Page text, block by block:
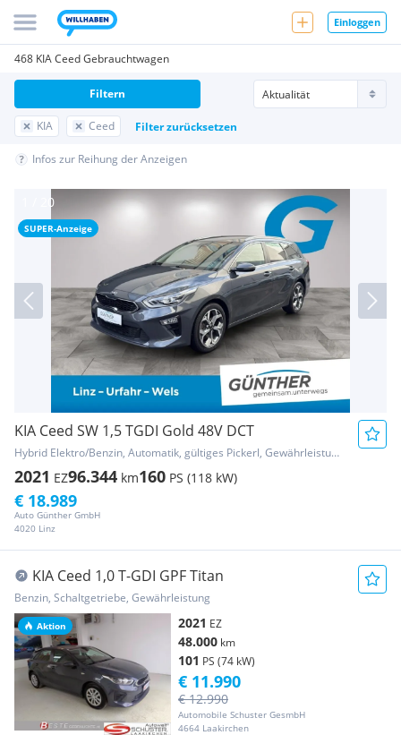
Einloggen
468 KIA Ceed Gebrauchtwagen
KIA Ceed Filter zurücksetzen
Filtern
Infos zur Reihung der Anzeigen
SUPER-Anzeige
KIA Ceed SW 1,5 TGDI Gold 48V DCT
Hybrid Elektro/Benzin, Automatik, gültiges Pickerl, Gewährleistung
2021 EZ96.344 km160 PS (118 kW)
Auto Günther GmbH
4020 Linz
€ 18.989
Aktion
KIA Ceed 1,0 T-GDI GPF Titan
Benzin, Schaltgetriebe, Gewährleistung
2021 EZ
48.000 km
101 PS (74 kW)
Automobile Schuster GesmbH
4664 Laakirchen
€ 12.990
€ 11.990